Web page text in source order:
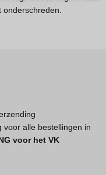
voor alle bestellingen in
voor het VK